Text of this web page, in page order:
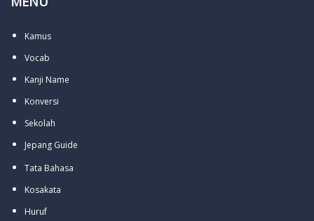
Kamus
Vocab
Kanji Name
Konversi
Sekolah
Jepang Guide
Tata Bahasa
Kosakata
Huruf